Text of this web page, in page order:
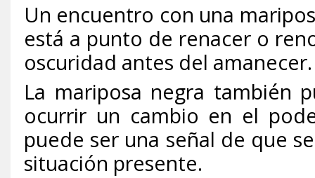
Un encuentro con una
está a punto de renacer o
oscuridad antes del amanecer.
La mariposa negra también
ocurrir un cambio en el
puede ser una señal de que
situación presente.